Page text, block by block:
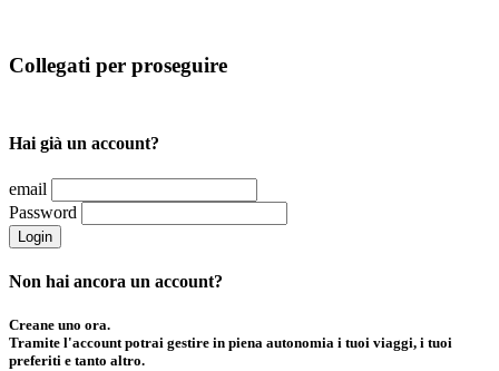
Collegati per proseguire
Hai già un account?
email
Password
Login
Non hai ancora un account?
Creane uno ora.
Tramite l'account potrai gestire in piena autonomia i tuoi viaggi, i tuoi
preferiti e tanto altro.